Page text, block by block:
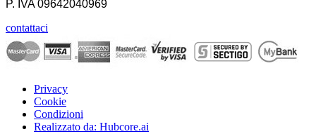
P. IVA09642040969
contattaci
Privacy
Cookie
Condizioni
Realizzato da: Hubcore.ai